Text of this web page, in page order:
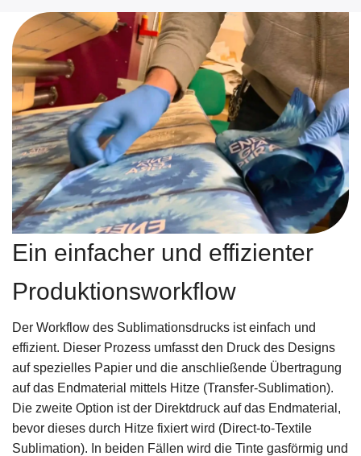
Ein einfacher und effizienter
Produktionsworkflow
Der Workflow des Sublimationsdrucks ist einfach und
effizient. Dieser Prozess umfasst den Druck des Designs
auf spezielles Papier und die anschließende Übertragung
auf das Endmaterial mittels Hitze (Transfer-Sublimation).
Die zweite Option ist der Direktdruck auf das Endmaterial,
bevor dieses durch Hitze fixiert wird (Direct-to-Textile
Sublimation). In beiden Fällen wird die Tinte gasförmig und